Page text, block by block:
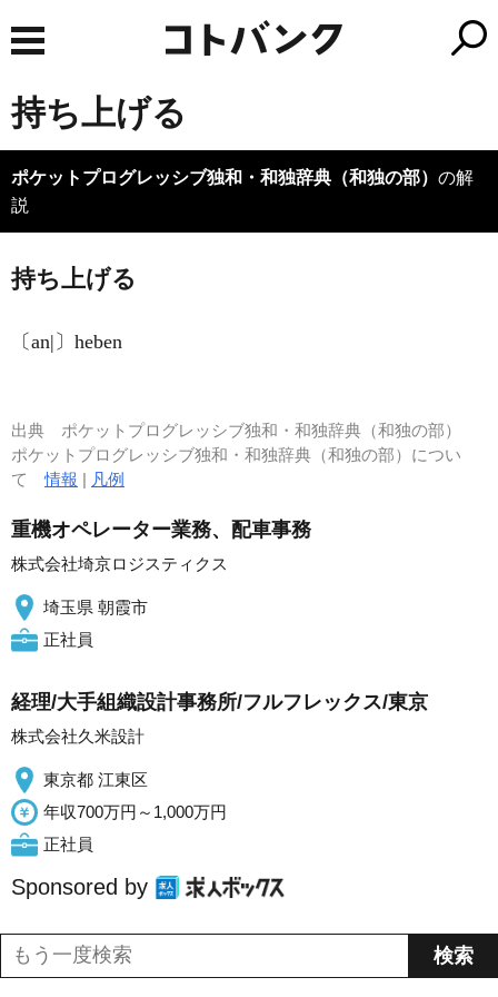
持ち上げる
ポケットプログレッシブ独和・和独辞典（和独の部） の解
説
持ち上げる
〔an|〕heben
出典 ポケットプログレッシブ独和・和独辞典（和独の部）
ポケットプログレッシブ独和・和独辞典（和独の部）につい
て情報 | 凡例
重機オペレーター業務、配車事務
株式会社埼京ロジスティクス
埼玉県 朝霞市
正社員
経理/大手組織設計事務所/フルフレックス/東京
株式会社久米設計
東京都 江東区
年収700万円～1,000万円
正社員
Sponsored by